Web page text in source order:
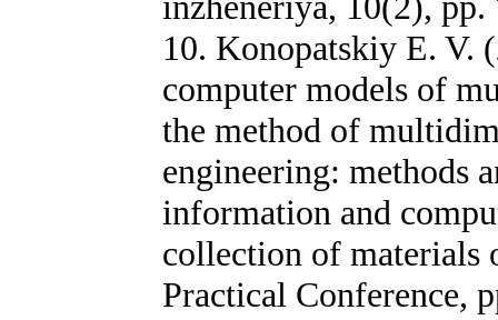
10. Konopatskiy E. V.
computer models of
the method of
engineering: methods
information and
collection of materials
Practical Conference,